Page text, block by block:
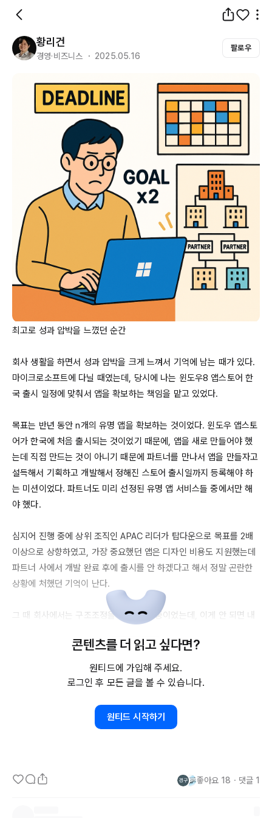
황리건
경영·비즈니스 ・ 2025.05.16
팔로우
최고로 성과 압박을 느꼈던 순간
회사 생활을 하면서 성과 압박을 크게 느껴서 기억에 남는 때가 있다.
마이크로소프트에 다닐 때였는데, 당시에 나는 윈도우8 앱스토어 한
국 출시 일정에 맞춰서 앱을 확보하는 책임을 맡고 있었다.
목표는 반년 동안 n개의 유명 앱을 확보하는 것이었다. 윈도우 앱스토
어가 한국에 처음 출시되는 것이었기 때문에, 앱을 새로 만들어야 했
는데 직접 만드는 것이 아니기 때문에 파트너를 만나서 앱을 만들자고
설득해서 기획하고 개발해서 정해진 스토어 출시일까지 등록해야 하
는 미션이었다. 파트너도 미리 선정된 유명 앱 서비스들 중에서만 해
야 했다.
심지어 진행 중에 상위 조직인 APAC 리더가 탑다운으로 목표를 2배
이상으로 상향하였고, 가장 중요했던 앱은 디자인 비용도 지원했는데
파트너 사에서 개발 완료 후에 출시를 안 하겠다고 해서 정말 곤란한
상황에 처했던 기억이 난다.
그 때 회사에서는 구조조정을 한참 진행 중이었는데, 이게 안 되면 내
때문에 파트너사의 주요 의사결정권자들을 여러 채널로 직접 만나서
설득을 했고 출시 마지막날까지 기술 문제를 밤새 해결하고야 결국 목
표를 달성할 수 있었다.
당시에는 쉽지 않았지만 그 일을 겪고 나니 어떤 문제든 해결할 수 있
다는 자신감의 근거가 된 것 같다. 그 이후에도 가끔 내가 지금 목표를
콘텐츠를 더 읽고 싶다면?
원티드에 가입해 주세요.
로그인 후 모든 글을 볼 수 있습니다.
원티드 시작하기
좋아요 18 ・ 댓글 1